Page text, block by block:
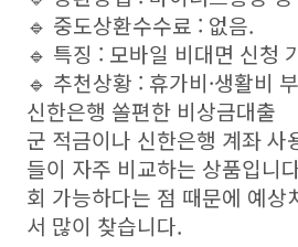
🔹 중도상환수수료 : 없음.
🔹 특징 : 모바일 비대면 신청
🔹 추천상황 : 휴가비·생활비
신한은행 쏠편한 비상금대출
군 적금이나 신한은행 계좌 사
들이 자주 비교하는 상품입니
회 가능하다는 점 때문에 예상
서 많이 찾습니다.